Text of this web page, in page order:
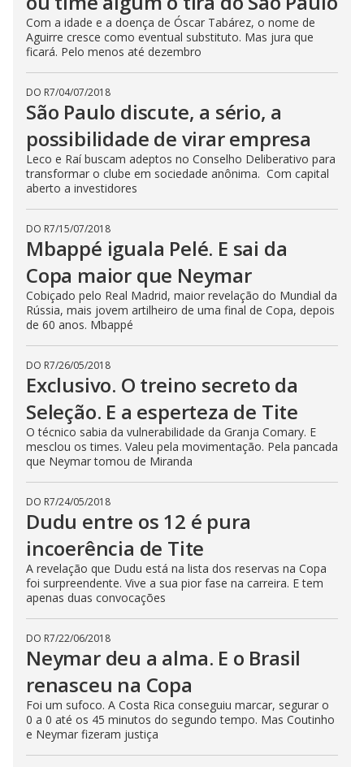
Com a idade e a doença de Óscar Tabárez, o nome de
Aguirre cresce como eventual substituto. Mas jura que
ficará. Pelo menos até dezembro
DO R7/04/07/2018
São Paulo discute, a sério, a
possibilidade de virar empresa
Leco e Raí buscam adeptos no Conselho Deliberativo para
transformar o clube em sociedade anônima. Com capital
aberto a investidores
DO R7/15/07/2018
Mbappé iguala Pelé. E sai da
Copa maior que Neymar
Cobiçado pelo Real Madrid, maior revelação do Mundial da
Rússia, mais jovem artilheiro de uma final de Copa, depois
de 60 anos. Mbappé
DO R7/26/05/2018
Exclusivo. O treino secreto da
Seleção. E a esperteza de Tite
O técnico sabia da vulnerabilidade da Granja Comary. E
mesclou os times. Valeu pela movimentação. Pela pancada
que Neymar tomou de Miranda
DO R7/24/05/2018
Dudu entre os 12 é pura
incoerência de Tite
A revelação que Dudu está na lista dos reservas na Copa
foi surpreendente. Vive a sua pior fase na carreira. E tem
apenas duas convocações
DO R7/22/06/2018
Neymar deu a alma. E o Brasil
renasceu na Copa
Foi um sufoco. A Costa Rica conseguiu marcar, segurar o
0 a 0 até os 45 minutos do segundo tempo. Mas Coutinho
e Neymar fizeram justiça